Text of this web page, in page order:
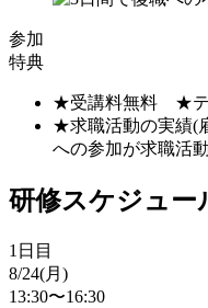
参加
特典
★受講料無料 ★テ
★求職活動の実績(
への参加が求職活
研修スケジュー
1日目
8/24(月)
13:30〜16:30